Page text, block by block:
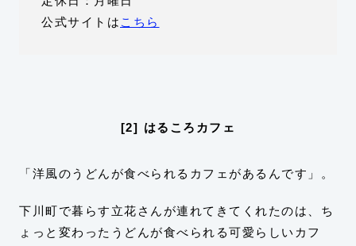
公式サイトは こちら
[2] はるころカフェ
「洋風のうどんが食べられるカフェがあるんです」。
下川町で暮らす立花さんが連れてきてくれたのは、ち
ょっと変わったうどんが食べられる可愛らしいカフ